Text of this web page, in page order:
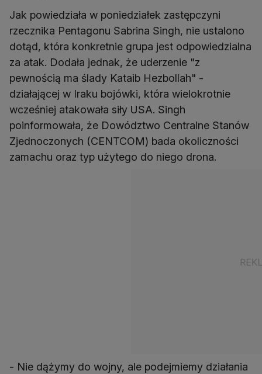
Jak powiedziała w poniedziałek zastępczyni
rzecznika Pentagonu Sabrina Singh, nie ustalono
dotąd, która konkretnie grupa jest odpowiedzialna
za atak. Dodała jednak, że uderzenie "z
pewnością ma ślady Kataib Hezbollah" -
działającej w Iraku bojówki, która wielokrotnie
wcześniej atakowała siły USA. Singh
poinformowała, że Dowództwo Centralne Stanów
Zjednoczonych (CENTCOM) bada okoliczności
zamachu oraz typ użytego do niego drona.
- Nie dążymy do wojny, ale podejmiemy działania